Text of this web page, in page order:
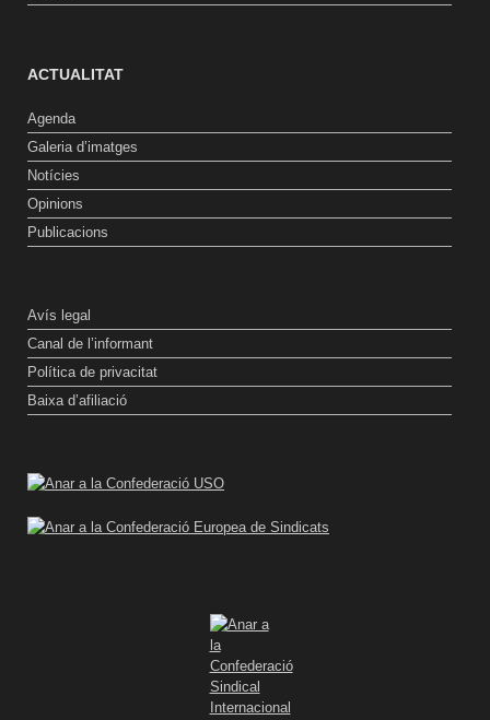
ACTUALITAT
Agenda
Galeria d’imatges
Notícies
Opinions
Publicacions
Avís legal
Canal de l’informant
Política de privacitat
Baixa d’afiliació